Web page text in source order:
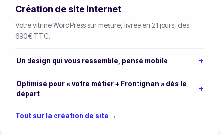
Création de site internet
Votre vitrine WordPress sur mesure, livrée en 21 jours, dès
690 € TTC.
Un design qui vous ressemble, pensé mobile
Optimisé pour « votre métier + Frontignan » dès le
départ
Tout sur la création de site →